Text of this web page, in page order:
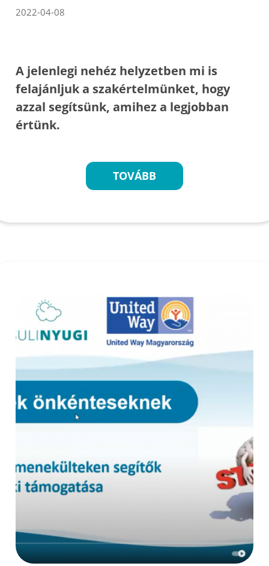
2022-04-08
A jelenlegi nehéz helyzetben mi is
felajánljuk a szakértelmünket, hogy
azzal segítsünk, amihez a legjobban
értünk.
TOVÁBB